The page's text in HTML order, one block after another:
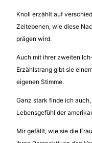
Knoll erzählt auf
Zeitebenen, wie diese
prägen wird.
Auch mit ihrer zweiten
Erzählstrang gibt sie
eigenen Stimme.
Ganz stark finde ich
Lebensgefühl der
Mir gefällt, wie sie die